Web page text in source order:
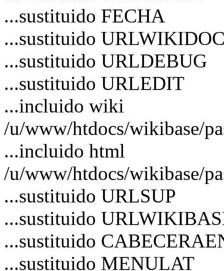
...sustituido FECHA
...sustituido
...sustituido URLDEBUG
...sustituido URLEDIT
...incluido wiki
/u/www/htdocs/wikibase/
...incluido html
/u/www/htdocs/wikibase/
...sustituido URLSUP
...sustituido
...sustituido
...sustituido MENULAT